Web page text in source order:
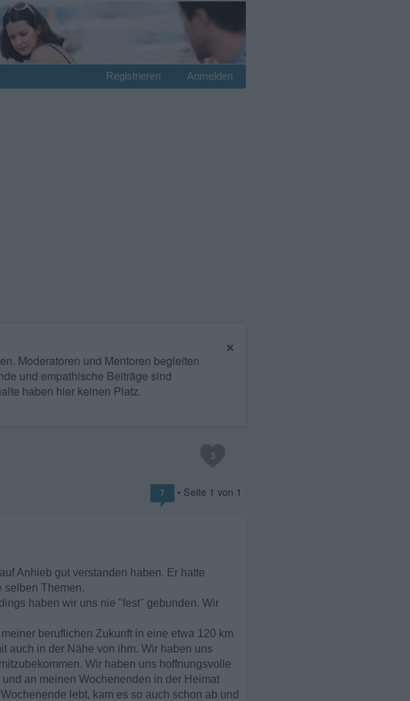
Anmelden
Registrieren
×
Moderatoren und Mentoren begleiten
und empathische Beiträge sind
haben hier keinen Platz.
3
7 • Seite 1 von 1
Anhieb gut verstanden haben. Er hatte
selben Themen.
haben wir uns nie "fest" gebunden. Wir
beruflichen Zukunft in eine etwa 120 km
auch in der Nähe von ihm. Wir haben uns
Wir haben uns hoffnungsvolle
an meinen Wochenenden in der Heimat
lebt, kam es so auch schon ab und